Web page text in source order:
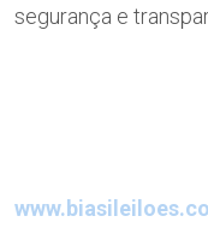
segurança e